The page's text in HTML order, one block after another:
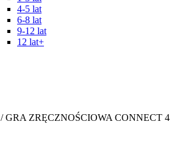
4-5 lat
6-8 lat
9-12 lat
12 lat+
/ GRA ZRĘCZNOŚCIOWA CONNECT 4